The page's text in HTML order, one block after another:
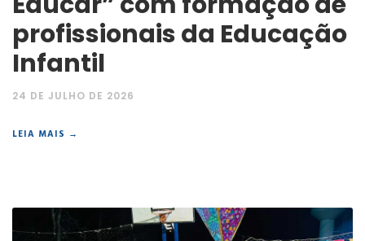
profissionais da Educação
Infantil
24 DE JULHO DE 2026
LEIA MAIS →